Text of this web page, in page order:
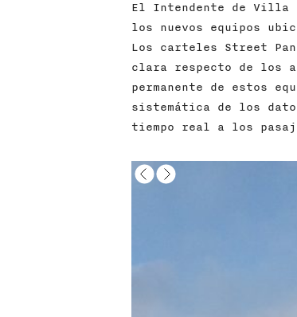
El Intendente de Villa
los nuevos equipos
Los carteles Street
clara respecto de los
permanente de estos
sistemática de los
tiempo real a los